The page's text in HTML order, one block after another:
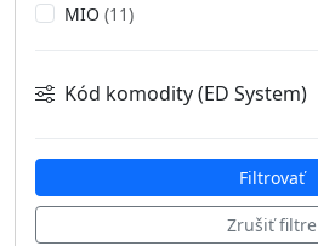
MIO (11)
Kód komodity (ED System)
BIT(7)
CRL(8)
Filtrovať
Zrušiť filtre